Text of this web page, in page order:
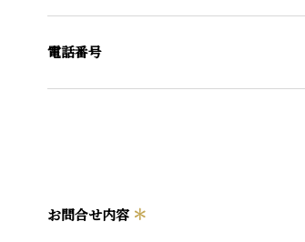
電話番号
お問合せ内容 ＊